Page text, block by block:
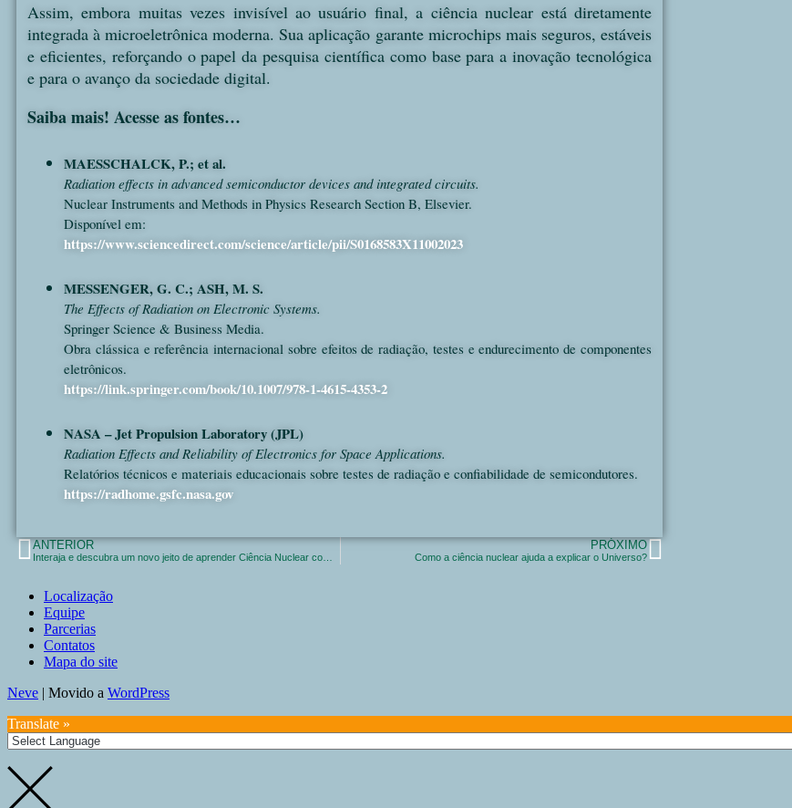
Assim, embora muitas vezes invisível ao usuário final, a ciência nuclear está diretamente
integrada à microeletrônica moderna. Sua aplicação garante microchips mais seguros, estáveis
e eficientes, reforçando o papel da pesquisa científica como base para a inovação tecnológica
e para o avanço da sociedade digital.
Saiba mais! Acesse as fontes…
MAESSCHALCK, P.; et al.
Radiation effects in advanced semiconductor devices and integrated circuits.
Nuclear Instruments and Methods in Physics Research Section B, Elsevier.
Disponível em:
https://www.sciencedirect.com/science/article/pii/S0168583X11002023
MESSENGER, G. C.; ASH, M. S.
The Effects of Radiation on Electronic Systems.
Springer Science & Business Media.
Obra clássica e referência internacional sobre efeitos de radiação, testes e endurecimento de componentes
eletrônicos.
https://link.springer.com/book/10.1007/978-1-4615-4353-2
NASA – Jet Propulsion Laboratory (JPL)
Radiation Effects and Reliability of Electronics for Space Applications.
Relatórios técnicos e materiais educacionais sobre testes de radiação e confiabilidade de semicondutores.
https://radhome.gsfc.nasa.gov
ANTERIOR PRÓXIMO
Como a ciência nuclear ajuda a explicar o Universo?
Localização
Equipe
Parcerias
Contatos
Mapa do site
Neve | Movido a WordPress
Translate »